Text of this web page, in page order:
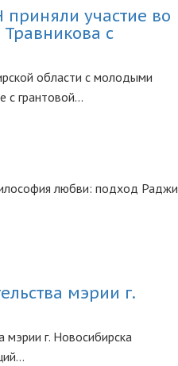
участие во
Травникова с
области с молодыми
с грантовой...
любви: подход Раджи
мэрии г.
г. Новосибирска